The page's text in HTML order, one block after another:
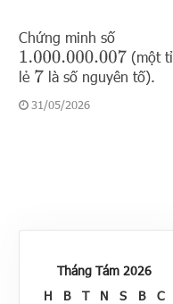
Chứng minh số
1.000.000.007
(một tỉ
lẻ 7là số nguyên tố).
31/05/2026
Tháng Tám 2026
H
B T N S B
C